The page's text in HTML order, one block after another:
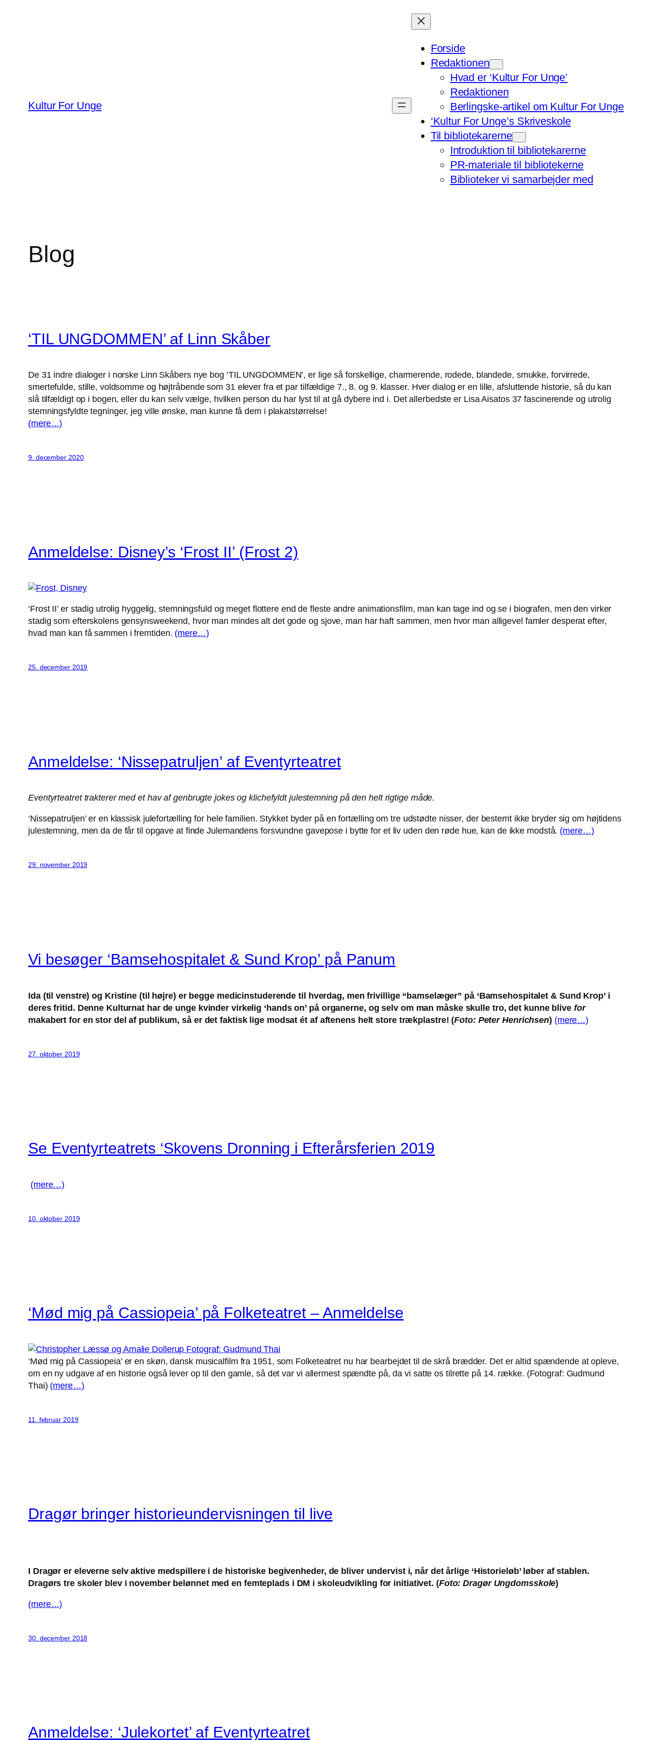
Kultur For Unge
Forside
Redaktionen
Hvad er ‘Kultur For Unge’
Redaktionen
Berlingske-artikel om Kultur For Unge
‘Kultur For Unge’s Skriveskole
Til bibliotekarerne
Introduktion til bibliotekarerne
PR-materiale til bibliotekerne
Biblioteker vi samarbejder med
Blog
‘TIL UNGDOMMEN’ af Linn Skåber
De 31 indre dialoger i norske Linn Skåbers nye bog ‘TIL UNGDOMMEN’, er lige så forskellige, charmerende, rodede, blandede, smukke, forvirrede,
smertefulde, stille, voldsomme og højtråbende som 31 elever fra et par tilfældige 7., 8. og 9. klasser. Hver dialog er en lille, afsluttende historie, så du kan
slå tilfældigt op i bogen, eller du kan selv vælge, hvilken person du har lyst til at gå dybere ind i. Det allerbedste er Lisa Aisatos 37 fascinerende og utrolig
stemningsfyldte tegninger, jeg ville ønske, man kunne få dem i plakatstørrelse!
(mere…)
9. december 2020
Anmeldelse: Disney’s ‘Frost II’ (Frost 2)
‘Frost II’ er stadig utrolig hyggelig, stemningsfuld og meget flottere end de fleste andre animationsfilm, man kan tage ind og se i biografen, men den virker
stadig som efterskolens gensynsweekend, hvor man mindes alt det gode og sjove, man har haft sammen, men hvor man alligevel famler desperat efter,
hvad man kan få sammen i fremtiden. (mere…)
25. december 2019
Anmeldelse: ‘Nissepatruljen’ af Eventyrteatret
Eventyrteatret trakterer med et hav af genbrugte jokes og klichefyldt julestemning på den helt rigtige måde.
‘Nissepatruljen’ er en klassisk julefortælling for hele familien. Stykket byder på en fortælling om tre udstødte nisser, der bestemt ikke bryder sig om højtidens
julestemning, men da de får til opgave at finde Julemandens forsvundne gavepose i bytte for et liv uden den røde hue, kan de ikke modstå. (mere…)
29. november 2019
Vi besøger ‘Bamsehospitalet & Sund Krop’ på Panum
Ida (til venstre) og Kristine (til højre) er begge medicinstuderende til hverdag, men frivillige “bamselæger” på ‘Bamsehospitalet & Sund Krop’ i
deres fritid. Denne Kulturnat har de unge kvinder virkelig ‘hands on’ på organerne, og selv om man måske skulle tro, det kunne blive for
makabert for en stor del af publikum, så er det faktisk lige modsat ét af aftenens helt store trækplastre! (Foto: Peter Henrichsen) (mere…)
27. oktober 2019
Se Eventyrteatrets ‘Skovens Dronning i Efterårsferien 2019
(mere…)
10. oktober 2019
‘Mød mig på Cassiopeia’ på Folketeatret – Anmeldelse
‘Mød mig på Cassiopeia’ er en skøn, dansk musicalfilm fra 1951, som Folketeatret nu har bearbejdet til de skrå brædder. Det er altid spændende at opleve,
om en ny udgave af en historie også lever op til den gamle, så det var vi allermest spændte på, da vi satte os tilrette på 14. række. (Fotograf: Gudmund
Thai) (mere…)
11. februar 2019
Dragør bringer historieundervisningen til live
I Dragør er eleverne selv aktive medspillere i de historiske begivenheder, de bliver undervist i, når det årlige ‘Historieløb’ løber af stablen.
Dragørs tre skoler blev i november belønnet med en femteplads i DM i skoleudvikling for initiativet. (Foto: Dragør Ungdomsskole)
(mere…)
30. december 2018
Anmeldelse: ‘Julekortet’ af Eventyrteatret